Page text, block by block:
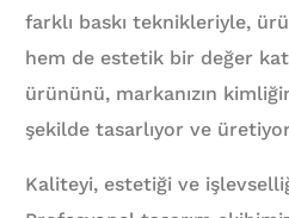
farklı baskı teknikleriyle,
hem de estetik bir değer
ürününü, markanızın
şekilde tasarlıyor ve
Kaliteyi, estetiği ve